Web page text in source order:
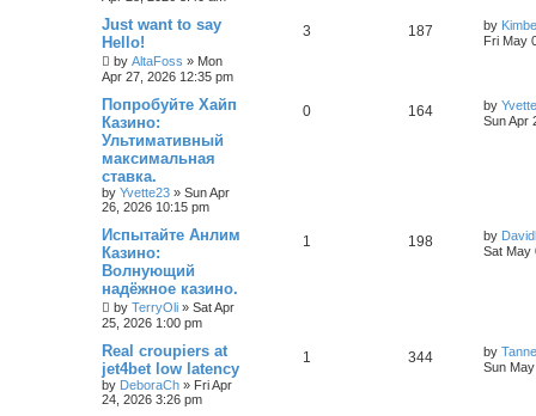
Just want to say
Hello!
by AltaFoss » Mon
Apr 27, 2026 12:35 pm
3 187 by
Fri May
Попробуйте Хайп
Казино:
Ультимативный
максимальная
ставка.
by Yvette23 » Sun Apr
26, 2026 10:15 pm
0 164 by
Sun Apr
Испытайте Анлим
Казино:
Волнующий
надёжное казино.
by TerryOli » Sat Apr
25, 2026 1:00 pm
1 198 by
Sat May
Real croupiers at
jet4bet low latency
by DeboraCh » Fri Apr
24, 2026 3:26 pm
1 344 by
Sun